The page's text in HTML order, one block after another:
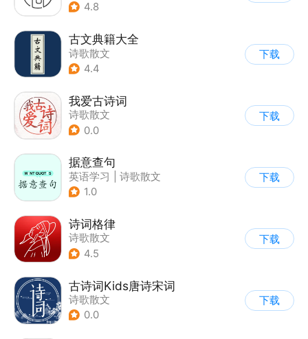
4.8
古文典籍大全
诗歌散文
4.4
下载
我爱古诗词
诗歌散文
0.0
下载
据意查句
英语学习
诗歌散文
1.0
下载
诗词格律
诗歌散文
4.5
下载
古诗词Kids唐诗宋词
诗歌散文
0.0
下载